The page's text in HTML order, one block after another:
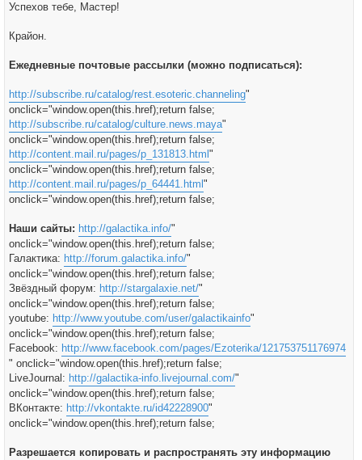
Успехов тебе, Мастер!
Крайон.
Ежедневные почтовые рассылки (можно подписаться):
http://subscribe.ru/catalog/rest.esoteric.channeling"
onclick="window.open(this.href);return false;
http://subscribe.ru/catalog/culture.news.maya"
onclick="window.open(this.href);return false;
http://content.mail.ru/pages/p_131813.html "
onclick="window.open(this.href);return false;
http://content.mail.ru/pages/p_64441.html "
onclick="window.open(this.href);return false;
Наши сайты: http://galactika.info/"
onclick="window.open(this.href);return false;
Галактика: http://forum.galactika.info/"
onclick="window.open(this.href);return false;
Звёздный форум: http://stargalaxie.net/"
onclick="window.open(this.href);return false;
youtube: http://www.youtube.com/user/galactikainfo"
onclick="window.open(this.href);return false;
Facebook: http://www.facebook.com/pages/Ezoterika/121753751176974
" onclick="window.open(this.href);return false;
LiveJournal: http://galactika-info.livejournal.com/"
onclick="window.open(this.href);return false;
ВКонтакте: http://vkontakte.ru/id42228900"
onclick="window.open(this.href);return false;
Разрешается копировать и распространять эту информацию